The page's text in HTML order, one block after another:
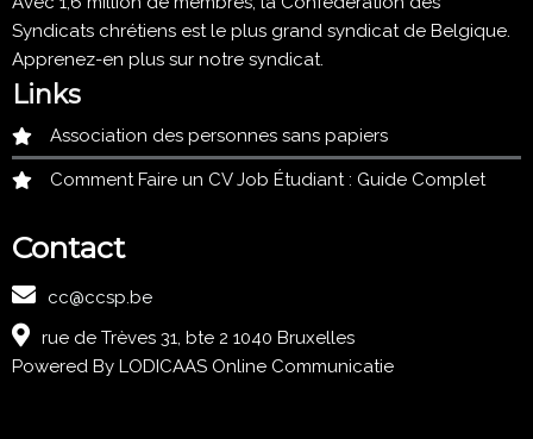
Syndicats chrétiens est le plus grand syndicat de Belgique.
Apprenez-en plus sur notre syndicat.
Links
Association des personnes sans papiers
Comment Faire un CV Job Étudiant : Guide Complet
Contact
cc@ccsp.be
rue de Trèves 31, bte 2 1040 Bruxelles
Powered By LODICAAS Online Communicatie